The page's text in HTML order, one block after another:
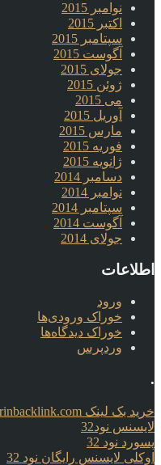
نوامبر 2015
اکتبر 2015
سپتامبر 2015
آگوست 2015
جولای 2015
ژوئن 2015
می 2015
آوریل 2015
مارس 2015
فوریه 2015
ژانویه 2015
دسامبر 2014
نوامبر 2014
سپتامبر 2014
آگوست 2014
جولای 2014
اطلاعات
ورود
خوراک ورودی‌ها
خوراک دیدگاه‌ها
وردپرس
.
خرید بک لینک behtarinbacklink.com
لایسنس نود32
پسورد نود 32
اوکلی لایسنس رایگان نود 32